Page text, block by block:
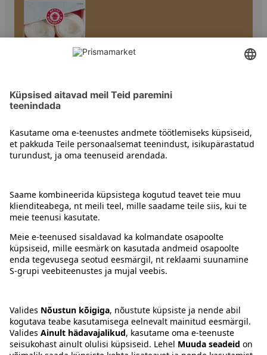
Koogi- ja tordipõhjad
Juhised
Tingimused
Keel:ETENRU